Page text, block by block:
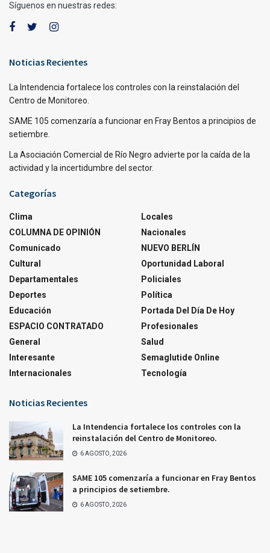
Síguenos en nuestras redes:
Noticias Recientes
La Intendencia fortalece los controles con la reinstalación del
Centro de Monitoreo.
SAME 105 comenzaría a funcionar en Fray Bentos a principios de
setiembre.
La Asociación Comercial de Río Negro advierte por la caída de la
actividad y la incertidumbre del sector.
Categorías
Clima
COLUMNA DE OPINIÓN
Comunicado
Cultural
Departamentales
Deportes
Educación
ESPACIO CONTRATADO
General
Interesante
Internacionales
Locales
Nacionales
NUEVO BERLÍN
Oportunidad Laboral
Policiales
Política
Portada Del Día De Hoy
Profesionales
Salud
Semaglutide Online
Tecnología
Noticias Recientes
La Intendencia fortalece los controles con la
reinstalación del Centro de Monitoreo.
6 AGOSTO, 2026
SAME 105 comenzaría a funcionar en Fray Bentos
a principios de setiembre.
6 AGOSTO, 2026